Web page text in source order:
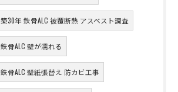
築30年 鉄骨ALC 被覆断熱 アスベスト調査
鉄骨ALC 壁が濡れる
鉄骨ALC 壁紙張替え 防カビ工事